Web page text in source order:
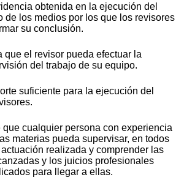
obtenida en la ejecución del
de los medios por los que los revisores
su conclusión.
que el revisor pueda efectuar la
del trabajo de su equipo.
suficiente para la ejecución del
cualquier persona con experiencia
materias pueda supervisar, en todos
realizada y comprender las
y los juicios profesionales
para llegar a ellas.